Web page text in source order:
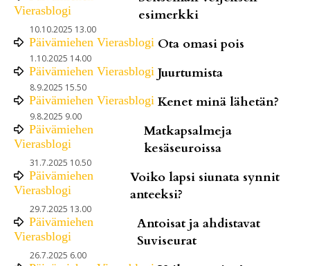
Vierasblogi
esimerkki
10.10.2025 13.00
Päivämiehen Vierasblogi Ota omasi pois
1.10.2025 14.00
Päivämiehen Vierasblogi Juurtumista
8.9.2025 15.50
Päivämiehen Vierasblogi Kenet minä lähetän?
9.8.2025 9.00
Päivämiehen
Vierasblogi
Matkapsalmeja
kesäseuroissa
31.7.2025 10.50
Päivämiehen
Vierasblogi
Voiko lapsi siunata synnit
anteeksi?
29.7.2025 13.00
Päivämiehen
Vierasblogi
Antoisat ja ahdistavat
Suviseurat
26.7.2025 6.00